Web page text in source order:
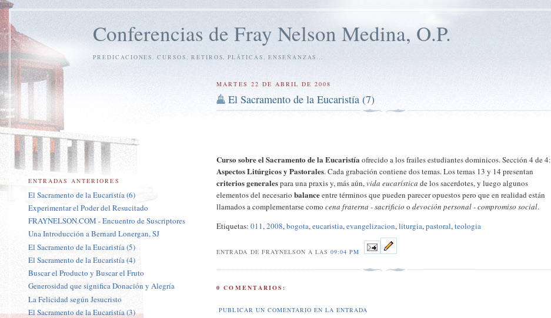
Conferencias de Fray Nelson Medina, O.P.
PREDICACIONES, CURSOS, RETIROS, PLÁTICAS, ENSEÑANZAS...
MARTES 22 DE ABRIL DE 2008
El Sacramento de la Eucaristía (7)
Curso sobre el Sacramento de la Eucaristía ofrecido a los frailes estudiantes dominicos. Sección 4 de 4:
Aspectos Litúrgicos y Pastorales. Cada grabación contiene dos temas. Los temas 13 y 14 presentan
criterios generalespara una praxis y, más aún,vida eucarística de los sacerdotes, y luego algunos
elementos del necesariobalanceentre términos que pueden parecer opuestos pero que en realidad están
llamados a complementarse comocena fraterna - sacrificio odevoción personal - compromiso social.
Etiquetas:011,2008,bogota,eucaristia,evangelizacion,liturgia,pastoral,teologia
ENTRADA DE FRAYNELSON A LAS 09:04 PM
0 COMENTARIOS:
PUBLICAR UN COMENTARIO EN LA ENTRADA
ENTRADAS ANTERIORES
El Sacramento de la Eucaristía (6)
Experimentar el Poder del Resucitado
FRAYNELSON.COM - Encuentro de Suscriptores
Una Introducción a Bernard Lonergan, SJ
El Sacramento de la Eucaristía (5)
El Sacramento de la Eucaristía (4)
Buscar el Producto y Buscar el Fruto
Generosidad que significa Donación y Alegría
La Felicidad según Jesucristo
El Sacramento de la Eucaristía (3)